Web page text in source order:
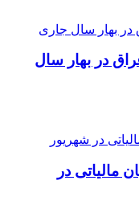
عراق در بهار سال
مالیاتی در